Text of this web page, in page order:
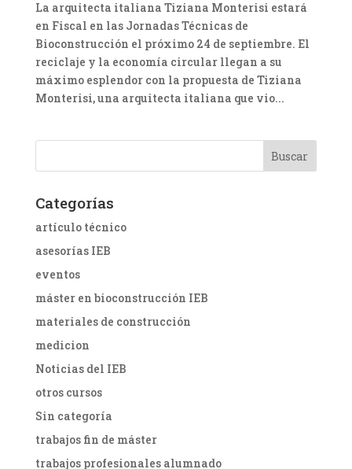
La arquitecta italiana Tiziana Monterisi estará
en Fiscal en las Jornadas Técnicas de
Bioconstrucción el próximo 24 de septiembre. El
reciclaje y la economía circular llegan a su
máximo esplendor con la propuesta de Tiziana
Monterisi, una arquitecta italiana que vio...
Categorías
artículo técnico
asesorías IEB
eventos
máster en bioconstrucción IEB
materiales de construcción
medicion
Noticias del IEB
otros cursos
Sin categoría
trabajos fin de máster
trabajos profesionales alumnado